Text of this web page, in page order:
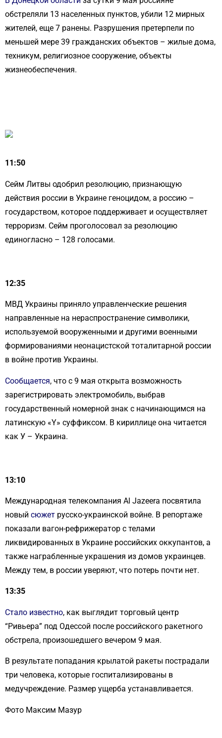
обстреляли 13 населенных пунктов, убили 12 мирных
жителей, еще 7 ранены. Разрушения претерпели по
меньшей мере 39 гражданских объектов – жилые дома,
техникум, религиозное сооружение, объекты
жизнеобеспечения.
11:50
Сейм Литвы одобрил резолюцию, признающую
действия россии в Украине геноцидом, а россию –
государством, которое поддерживает и осуществляет
терроризм. Сейм проголосовал за резолюцию
единогласно – 128 голосами.
12:35
МВД Украины приняло управленческие решения
направленные на нераспространение символики,
используемой вооруженными и другими военными
формированиями неонацистской тоталитарной россии
в войне против Украины.
Сообщается, что с 9 мая открыта возможность
зарегистрировать электромобиль, выбрав
государственный номерной знак с начинающимся на
латинскую «Y» суффиксом. В кириллице она читается
как У – Украина.
13:10
Международная телекомпания Al Jazeera посвятила
новый сюжет русско-украинской войне. В репортаже
показали вагон-рефрижератор с телами
ликвидированных в Украине российских оккупантов, а
также награбленные украшения из домов украинцев.
Между тем, в россии уверяют, что потерь почти нет.
13:35
Стало известно, как выглядит торговый центр
“Ривьера” под Одессой после российского ракетного
обстрела, произошедшего вечером 9 мая.
В результате попадания крылатой ракеты пострадали
три человека, которые госпитализированы в
медучреждение. Размер ущерба устанавливается.
Фото Максим Мазур